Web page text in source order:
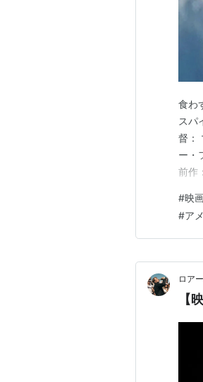
食わ
スパ
督：
ー・
前作
「
#映
#ア
ロア
【